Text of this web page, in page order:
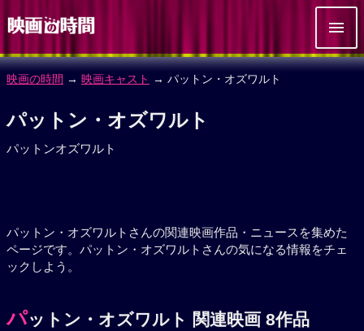
映画の時間 → 映画キャスト → パットン・オズワルト
パットン・オズワルト
パットンオズワルト
パットン・オズワルトさんの関連映画作品・ニュースを集めた
ページです。パットン・オズワルトさんの気になる情報をチェ
ックしよう。
パットン・オズワルト 関連映画 8作品